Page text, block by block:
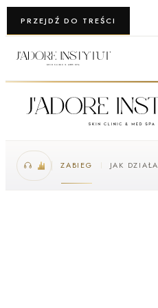
PRZEJDŹ DO TREŚCI
WARSZAWA · KRAKÓW
ZABIEG JAK DZIAŁA